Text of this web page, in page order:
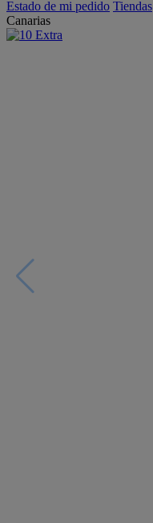
Estado de mi pedido Tiendas
Canarias